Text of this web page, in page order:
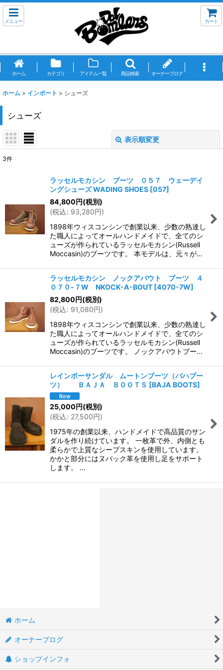
メニュー カート
ホーム カテゴリ アイテム一覧 商品検索 オーナーブログ
ホーム > インポート > シューズ
シューズ
表示順変更
3件
ラッセルモカシン ブーツ ０５７ ウェーデイ
ングシューズ WADING SHOES [057]
84,800円(税別)
(税込: 93,280円)
1898年ウィスコンシンで創業以来、少数の熟達し
た職人によってオールハンドメイドで、全てのシ
ューズが作られているラッセルモカシン(Russell
Moccasin)のブーツです。 本モデルは、元々が…
ラッセルモカシン ノックアバウト ブーツ ４
０７０-７W NKOCK-A-BOUT [4070-7W]
82,800円(税別)
(税込: 91,080円)
1898年ウィスコンシンで創業以来、少数の熟達し
た職人によってオールハンドメイドで、全てのシ
ューズが作られているラッセルモカシン(Russell
Moccasin)のブーツです。 ノックアバウトブー…
レインボーサンダル ムートンブーツ（バハブー
ツ） ＢＡＪＡ ＢＯＯＴＳ [BAJA BOOTS]
25,000円(税別)
(税込: 27,500円)
1975年の創業以来、ハンドメイドで高品質のサン
ダルを作り続けています。 一枚革で外、内側とも
柔らかで上質なシープスキンを使用しています。
かかと部分にはヌバック革を使用し足をサポート
します。 …
ホーム
オーナーブログ
ショップインフォ